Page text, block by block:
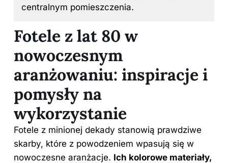
centralnym pomieszczenia.
Fotele z lat 80 w
nowoczesnym
aranżowaniu: inspiracje i
pomysły na
wykorzystanie
Fotele z minionej dekady stanowią prawdziwe
skarby, które z powodzeniem wpasują się w
nowoczesne aranżacje. Ich kolorowe materiały,